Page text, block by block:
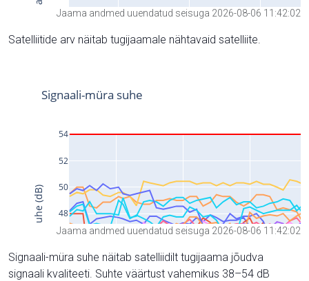
Jaama andmed uuendatud seisuga 2026-08-06 11:42:02
Satelliitide arv näitab tugijaamale nähtavaid satelliite.
Jaama andmed uuendatud seisuga 2026-08-06 11:42:02
Signaali-müra suhe näitab satelliidilt tugijaama jõudva
signaali kvaliteeti. Suhte väärtust vahemikus 38–54 dB